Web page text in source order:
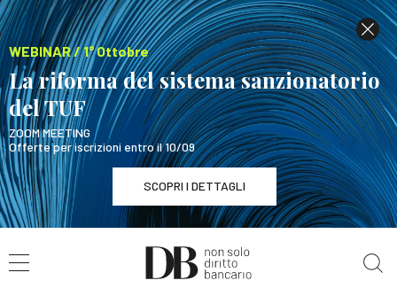
WEBINAR / 1° Ottobre
La riforma del sistema sanzionatorio
del TUF
ZOOM MEETING
Offerte per iscrizioni entro il 10/09
SCOPRI I DETTAGLI
WEBINAR / 1° Ottobre
La riforma del sistema sanzionatorio del TUF